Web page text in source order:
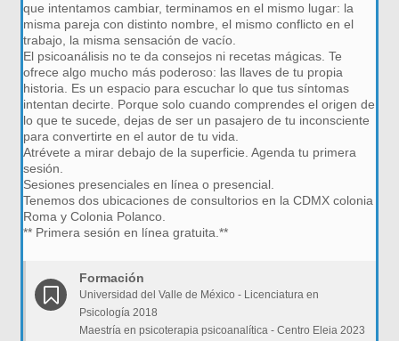
que intentamos cambiar, terminamos en el mismo lugar: la
misma pareja con distinto nombre, el mismo conflicto en el
trabajo, la misma sensación de vacío.
El psicoanálisis no te da consejos ni recetas mágicas. Te
ofrece algo mucho más poderoso: las llaves de tu propia
historia. Es un espacio para escuchar lo que tus síntomas
intentan decirte. Porque solo cuando comprendes el origen de
lo que te sucede, dejas de ser un pasajero de tu inconsciente
para convertirte en el autor de tu vida.
Atrévete a mirar debajo de la superficie. Agenda tu primera
sesión.
Sesiones presenciales en línea o presencial.
Tenemos dos ubicaciones de consultorios en la CDMX colonia
Roma y Colonia Polanco.
** Primera sesión en línea gratuita.**
Formación
Universidad del Valle de México - Licenciatura en
Psicología 2018
Maestría en psicoterapia psicoanalítica - Centro Eleia 2023